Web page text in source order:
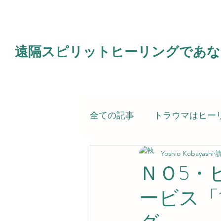
遠隔スピリットヒーリングであ
全ての記事 トラウマはヒー
電子書籍 霊的治療（ス
スピリットヒーラー（私）
ＮＯ5・
ービス
Yoshio Kobayashi